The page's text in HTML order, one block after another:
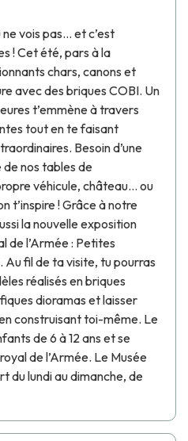
vois pas… et c’est
! Cet été, pars à la
chars, canons et
avec des briques COBI. Un
t’emmène à travers
tout en te faisant
Besoin d’une
de nos tables de
véhicule, château… ou
t’inspire ! Grâce à notre
la nouvelle exposition
de l’Armée : Petites
Au fil de ta visite, tu pourras
réalisés en briques
dioramas et laisser
construisant toi-même. Le
de 6 à 12 ans et se
de l’Armée. Le Musée
du lundi au dimanche, de